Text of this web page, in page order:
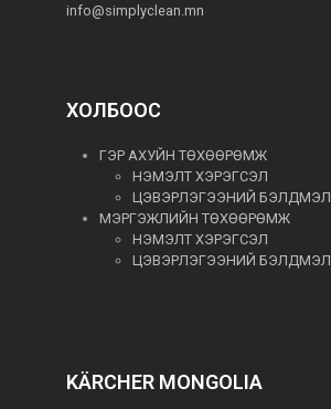
info@simplyclean.mn
ХОЛБООС
ГЭР АХУЙН ТӨХӨӨРӨМЖ
НЭМЭЛТ ХЭРЭГСЭЛ
ЦЭВЭРЛЭГЭЭНИЙ БЭЛДМЭЛ
МЭРГЭЖЛИЙН ТӨХӨӨРӨМЖ
НЭМЭЛТ ХЭРЭГСЭЛ
ЦЭВЭРЛЭГЭЭНИЙ БЭЛДМЭЛ
KÄRCHER MONGOLIA